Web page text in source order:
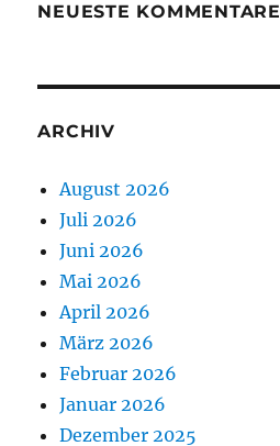
NEUESTE KOMMENTARE
ARCHIV
August 2026
Juli 2026
Juni 2026
Mai 2026
April 2026
März 2026
Februar 2026
Januar 2026
Dezember 2025